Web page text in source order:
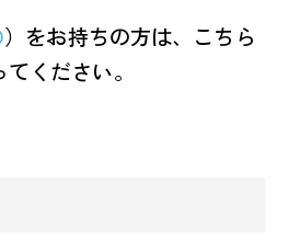
）をお持ちの方は、こちら
ください。